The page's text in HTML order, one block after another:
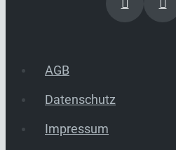
AGB
Datenschutz
Impressum